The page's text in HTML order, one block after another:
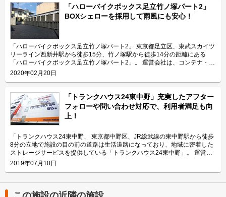
ージ北上野」の特長を教えてください。 東京メトロ日比谷線の入谷駅から
徒歩4分、JR山手線の鶯谷駅から徒歩10分の場所に位置する「ハローバイク
ガレージ北上野」。駅近なバイク駐車スペースであり、24時間365日ご利用
頂けます。広さ2.25帖・幅130cm・奥行き270cmのスペースをご用意して
おり、大型バイクの駐車にも対応可能です。また、屋内型トランクルーム
「ハローストレージ北上野」と隣接していてパーツやメンテナンス用品の収
納にご利用頂けます。ツーリングにお出掛する際にも大変便利です。 主に
どんな方がご利用されているのでしょうか？ 主に入谷駅周辺エリアを中心
とした近隣エリアの方々にご利用頂いています。「ハローバイクガレージ北
上野」は鶯谷や上野、稲荷町、田原町などからもアクセス良好なバイク専用
施設なので、近隣エリアのライダーから人気があります。大きめの駐車スペ
ースのため、アメリカンクルーザー、レーサー・スポーツタイプ、ビッグス
クーターなど、高級車や大型車の保管にもご利用頂いております。 セキュ
リティや安全面について教えてください。 「ハローバイクガレージ北上
野」は屋内タイプで雨風を防ぐことができ、また、電動シャッターや防犯カ
メラなどを設置しているためセキュリテイ面もしっかりしているので、盗難
やイタズラから愛車を守りたい、大切なバイクを雨風で汚したくない方にお
すすめです。 費用や契約について教えてください。 月額17,400円（税込）
の価格でバイク1台を駐車できます。施設の詳細な仕様については事前内覧
をおすすめ致します。ご契約の前に駐車スペースや立地など確認頂けます。
契約時はバイクのメーカー・車種・ナンバーを確認していますが、これから
バイクを購入する方はお問い合わせの際にお知らせください。時期によって
は使用料や事務手数料がお得になるキャンペーンも実施していますので、
LIFULLトランクルームのメール又は電話にてお問い合わせください。 編集
「ハローバイクボックス足立竹ノ塚パート2」
BOXシェローを採用して雨風にも安心！
「ハローバイクボックス足立竹ノ塚パート2」 東京都足立区、東武スカイツ
リーライン西新井駅から徒歩15分、竹ノ塚駅から徒歩14分の距離にある
「ハローバイクボックス足立竹ノ塚パート2」。 運営会社は、コンテナ・ス
トレージ業界でトップレベルのシェアを誇り、東証マザーズにも上場してい
るエリアリンク株式会社です。 今回は、エリアリンク株式会社が運営して
ご紹介致します。 「ハローバイクボックス足立竹ノ塚パート2」の特長を教
えてください。 ボックスタイプの「ハローバイクボックス足立竹ノ塚パー
ト2」は、国道4号線から車でアクセスしやすい立地にある施設です。 広さ2
帖・幅110cm・奥行き252cm・高さ197cmのバイクボックスが17室ご用意
しており、24時間365日自由にご利用頂けます。 エリアリンク株式会社の
「ハローバイクボックス」は全国のライダー様から愛されているBOXシェ
ローを採用した施設のため、風雨による汚れや浸食に強いのが特長です。幅
広いラダーレールが付いており、バイクの乗り入れが簡単です。また、ボッ
クス内には棚を設置しておりますので、ヘルメットなどの小物を置くことも
可能です。パーツやメンテナンス用品も収納できるのでとても便利です。
主にどんな方がご利用されているのでしょうか？ 東武伊勢崎線やつくばエ
クスプレス線が通る足立区内にお住いのライダーの方を中心にご利用頂いて
おります。主にアメリカンクルーザーやビッグスクーター、レーサー・スポ
2020年02月20日
「トランクハウス24東中野」充実したアフター
フォローや問い合わせ対応で、利用者満足も向
上！
「トランクハウス24東中野」 東京都中野区、JR総武線の東中野駅から徒歩
8分の立地で施設の目の前の道路は生活道路になっており、地域に密着した
ストレージサービスを提供している「トランクハウス24東中野」。 運営会
社はエリアリンク株式会社。コンテナ・ストレージ業界でトップシェアを誇
り、東証マザーズにも上場している会社です。全国に展開しているレンタル
に利用されています。 今回は、エリアリンク株式会社が運営している「ト
ランクハウス24東中野」の特徴や利用用途の傾向、会社の想いなどをご紹
2019年07月10日